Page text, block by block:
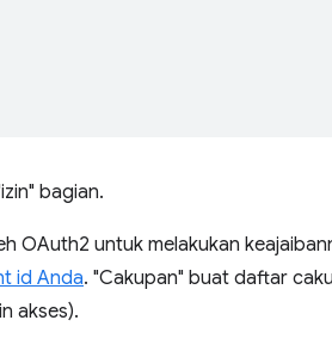
bagian.
OAuth2 untuk melakukan
id Anda. "Cakupan" buat daftar
akses).